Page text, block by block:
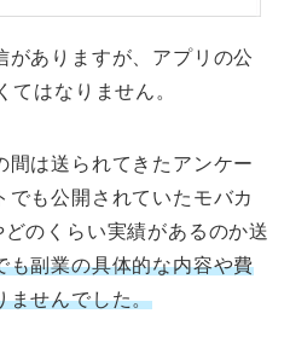
がありますが、アプリの公
てはなりません。
間は送られてきたアンケー
でも公開されていたモバカ
のくらい実績があるのか送
も副業の具体的な内容や費
ませんでした。